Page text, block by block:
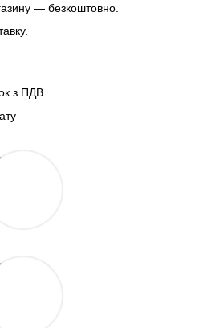
— безкоштовно.
з ПДВ